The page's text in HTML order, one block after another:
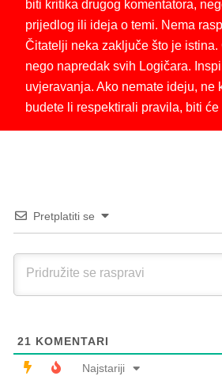
biti kritika drugog komentatora,
prijedlog ili ideja o temi. Nema
Čitatelji neka zaključe što je
nego napredak svih Logičara.
uvjeravanja. Ako nemate ideju, ne
budete li respektirali pravila, biti
Pretplatiti se
21 KOMENTARI
Najstariji